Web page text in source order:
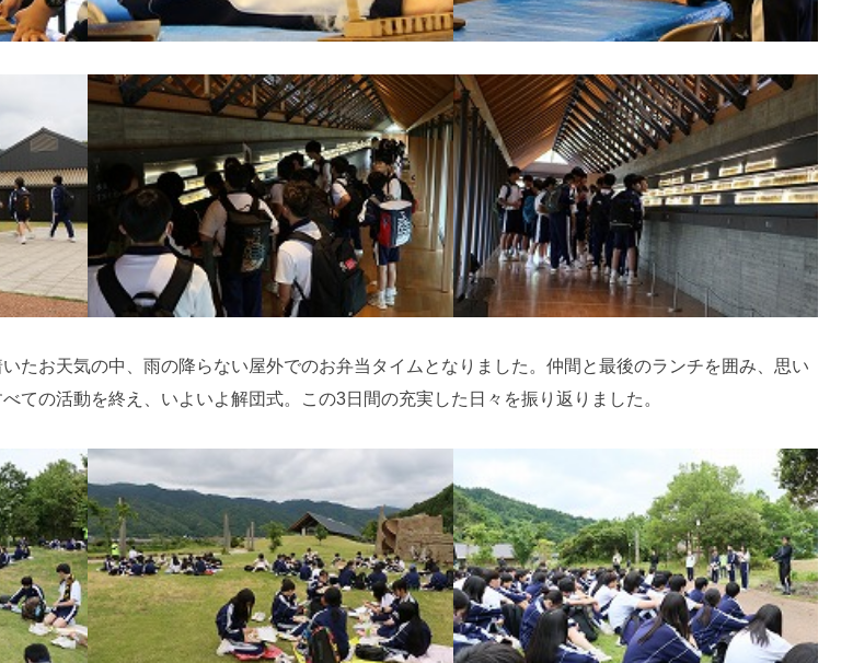
たお天気の中、雨の降らない屋外でのお弁当タイムとなりました。仲間と最後のランチを囲み、思い
ての活動を終え、いよいよ解団式。この3日間の充実した日々を振り返りました。